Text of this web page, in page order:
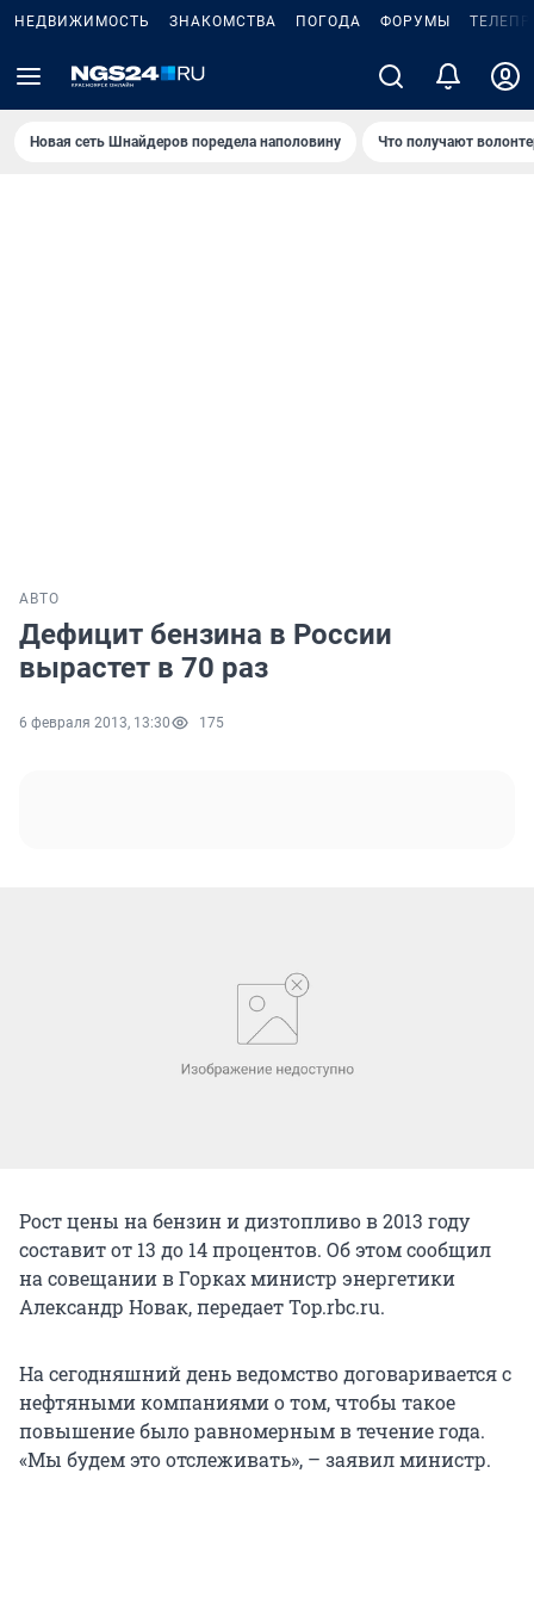
НЕДВИЖИМОСТЬ ЗНАКОМСТВА ПОГОДА ФОРУМЫ
Новая сеть Шнайдеров поредела наполовину Что получают
АВТО
Дефицит бензина в России
вырастет в 70 раз
6 февраля 2013, 13:30 175
Рост цены на бензин и дизтопливо в 2013 году
составит от 13 до 14 процентов. Об этом сообщил
на совещании в Горках министр энергетики
Александр Новак, передает Top.rbc.ru.
На сегодняшний день ведомство договаривается с
нефтяными компаниями о том, чтобы такое
повышение было равномерным в течение года.
«Мы будем это отслеживать», – заявил министр.